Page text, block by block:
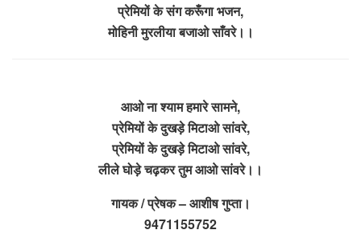
प्रेमियों के संग करूँगा भजन,
मोहिनी मुरलीया बजाओ साँवरे।।
आओ ना श्याम हमारे सामने,
प्रेमियों के दुखड़े मिटाओ सांवरे,
प्रेमियों के दुखड़े मिटाओ सांवरे,
लीले घोड़े चढ़कर तुम आओ सांवरे।।
गायक / प्रेषक – आशीष गुप्ता।
9471155752